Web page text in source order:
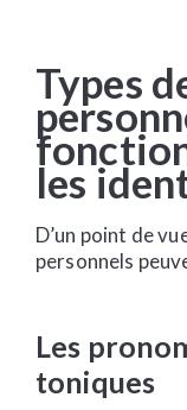
Types
les
D’un point de
personnels
Les
toniques